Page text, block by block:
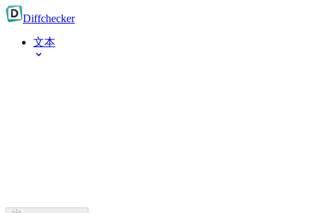
Diffchecker
文本